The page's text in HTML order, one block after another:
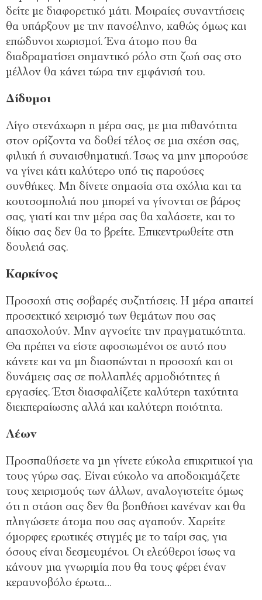
δείτε με διαφορετικό μάτι. Μοιραίες συναντήσεις
θα υπάρξουν με την πανσέληνο, καθώς όμως και
επώδυνοι χωρισμοί. Ένα άτομο που θα
διαδραματίσει σημαντικό ρόλο στη ζωή σας στο
μέλλον θα κάνει τώρα την εμφάνισή του.
Δίδυμοι
Λίγο στενάχωρη η μέρα σας, με μια πιθανότητα
στον ορίζοντα να δοθεί τέλος σε μια σχέση σας,
φιλική ή συναισθηματική. Ίσως να μην μπορούσε
να γίνει κάτι καλύτερο υπό τις παρούσες
συνθήκες. Μη δίνετε σημασία στα σχόλια και τα
κουτσομπολιά που μπορεί να γίνονται σε βάρος
σας, γιατί και την μέρα σας θα χαλάσετε, και το
δίκιο σας δεν θα το βρείτε. Επικεντρωθείτε στη
δουλειά σας.
Καρκίνος
Προσοχή στις σοβαρές συζητήσεις. Η μέρα απαιτεί
προσεκτικό χειρισμό των θεμάτων που σας
απασχολούν. Μην αγνοείτε την πραγματικότητα.
Θα πρέπει να είστε αφοσιωμένοι σε αυτό που
κάνετε και να μη διασπώνται η προσοχή και οι
δυνάμεις σας σε πολλαπλές αρμοδιότητες ή
εργασίες. Έτσι διασφαλίζετε καλύτερη ταχύτητα
διεκπεραίωσης αλλά και καλύτερη ποιότητα.
Λέων
Προσπαθήσετε να μη γίνετε εύκολα επικριτικοί για
τους γύρω σας. Είναι εύκολο να αποδοκιμάζετε
τους χειρισμούς των άλλων, αναλογιστείτε όμως
ότι η στάση σας δεν θα βοηθήσει κανέναν και θα
πληγώσετε άτομα που σας αγαπούν. Χαρείτε
όμορφες ερωτικές στιγμές με το ταίρι σας, για
όσους είναι δεσμευμένοι. Οι ελεύθεροι ίσως να
κάνουν μια γνωριμία που θα τους φέρει έναν
κεραυνοβόλο έρωτα…